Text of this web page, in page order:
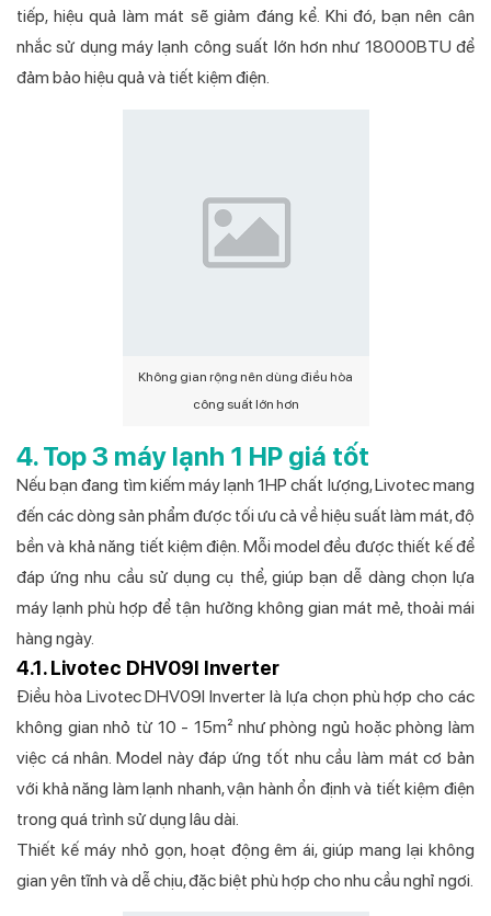
tiếp, hiệu quả làm mát sẽ giảm đáng kể. Khi đó, bạn nên cân
nhắc sử dụng máy lạnh công suất lớn hơn như 18000BTU để
đảm bảo hiệu quả và tiết kiệm điện.
Không gian rộng nên dùng điều hòa
công suất lớn hơn
4. Top 3 máy lạnh 1 HP giá tốt
Nếu bạn đang tìm kiếm máy lạnh 1HP chất lượng, Livotec mang
đến các dòng sản phẩm được tối ưu cả về hiệu suất làm mát, độ
bền và khả năng tiết kiệm điện. Mỗi model đều được thiết kế để
đáp ứng nhu cầu sử dụng cụ thể, giúp bạn dễ dàng chọn lựa
máy lạnh phù hợp để tận hưởng không gian mát mẻ, thoải mái
hàng ngày.
4.1. Livotec DHV09I Inverter
Điều hòa Livotec DHV09I Inverter là lựa chọn phù hợp cho các
không gian nhỏ từ 10 - 15m² như phòng ngủ hoặc phòng làm
việc cá nhân. Model này đáp ứng tốt nhu cầu làm mát cơ bản
với khả năng làm lạnh nhanh, vận hành ổn định và tiết kiệm điện
trong quá trình sử dụng lâu dài.
Thiết kế máy nhỏ gọn, hoạt động êm ái, giúp mang lại không
gian yên tĩnh và dễ chịu, đặc biệt phù hợp cho nhu cầu nghỉ ngơi.